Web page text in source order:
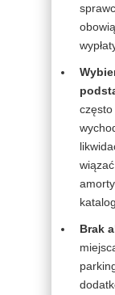
często
Brak